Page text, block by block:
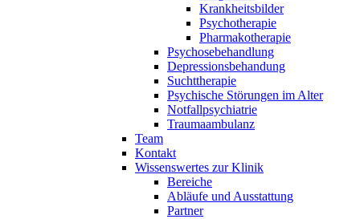
Krankheitsbilder
Psychotherapie
Pharmakotherapie
Psychosebehandlung
Depressionsbehandung
Suchttherapie
Psychische Störungen im Alter
Notfallpsychiatrie
Traumaambulanz
Team
Kontakt
Wissenswertes zur Klinik
Bereiche
Abläufe und Ausstattung
Partner